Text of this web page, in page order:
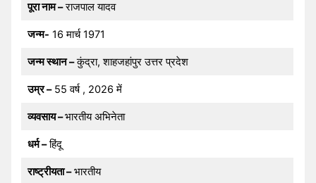
पूरा नाम –राजपाल यादव
जन्म- 16 मार्च 1971
जन्म स्थान –कुंद्रा, शाहजहांपुर उत्तर प्रदेश
उम्र –55 वर्ष , 2026 में
व्यवसाय –भारतीय अभिनेता
धर्म –हिंदू
राष्ट्रीयता –भारतीय